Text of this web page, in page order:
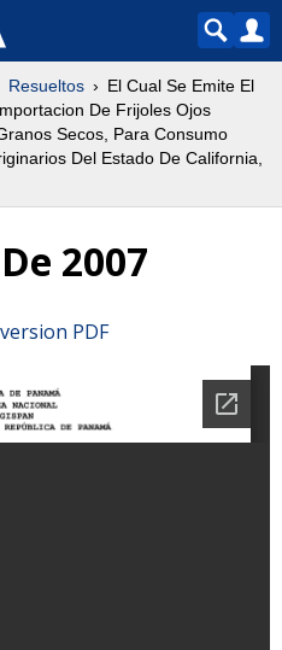
Resueltos
El Cual Se Emite El
De Frijoles Ojos
Secos, Para Consumo
Del Estado De California,
2007
PDF